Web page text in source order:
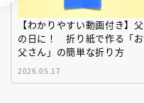
【わかりやすい動画付き】父
の日に！ 折り紙で作る「お
父さん」の簡単な折り方
2026.05.17